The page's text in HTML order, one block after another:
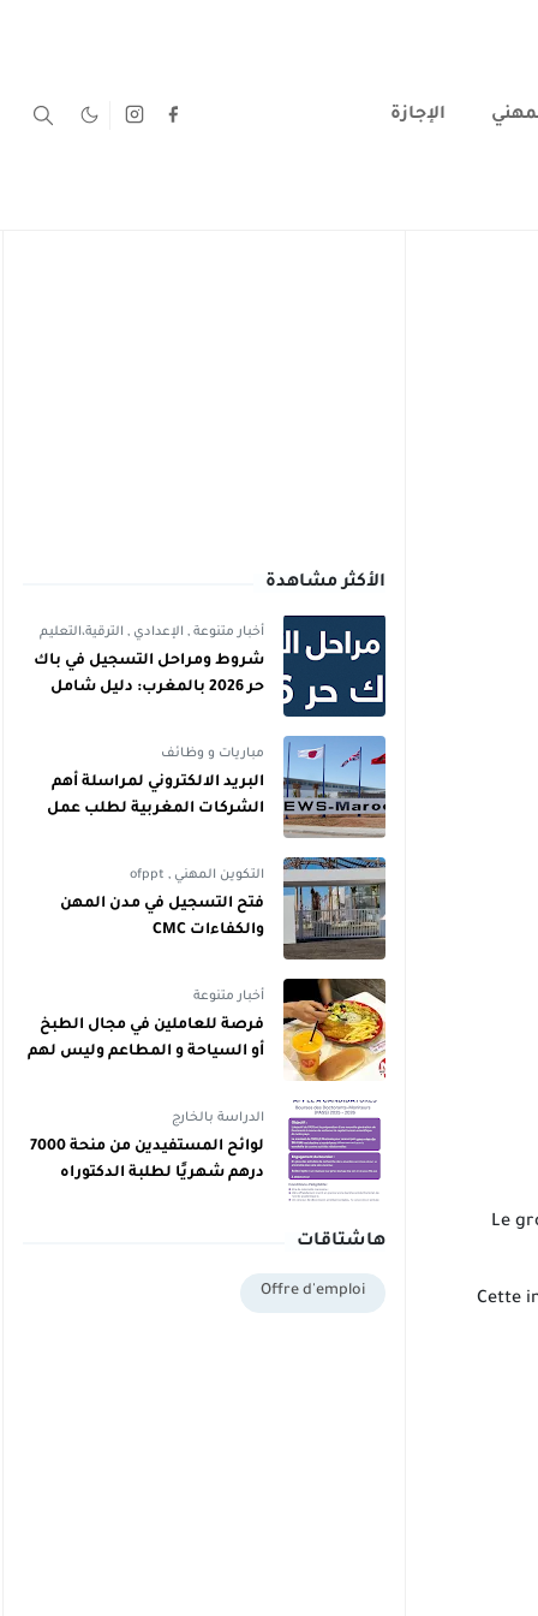
الإجازة
Le
Cette
الأكثر مشاهدة
أخبار متنوعة, الإعدادي, الترقية،التعليم
شروط ومراحل التسجيل في باك
حر 2026 بالمغرب: دليل شامل
مباريات و وظائف
البريد الالكتروني لمراسلة أهم
الشركات المغربية لطلب عمل
التكوين المهني,
ofppt
فتح التسجيل في مدن المهن
والكفاءات CMC
أخبار متنوعة
فرصة للعاملين في مجال الطبخ
أو السياحة و المطاعم وليس لهم
الدراسة بالخارج
لوائح المستفيدين من منحة 7000
درهم شهريًا لطلبة الدكتوراه
هاشتاقات
Offre d'emploi